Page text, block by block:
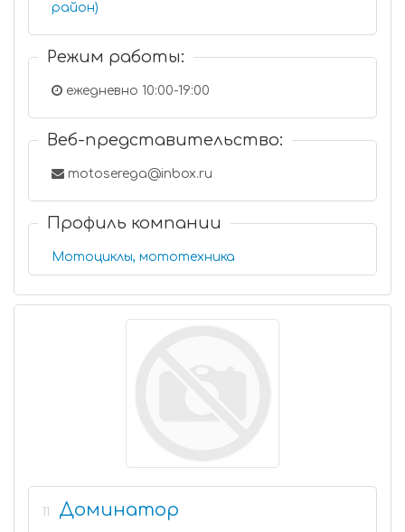
район)
Режим работы:
ежедневно 10:00-19:00
Веб-представительство:
motoserega@inbox.ru
Профиль компании
Мотоциклы, мототехника
11 Доминатор